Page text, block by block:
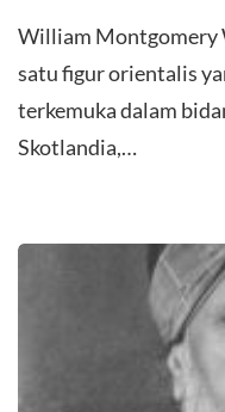
William Montgomery
satu figur orientalis
terkemuka dalam
Skotlandia,…